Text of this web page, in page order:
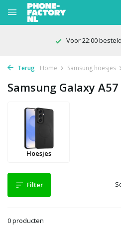
Voor 22:00
Terug Home Samsung hoesjes
Samsung Galaxy A57
Hoesjes
Filter
0 producten